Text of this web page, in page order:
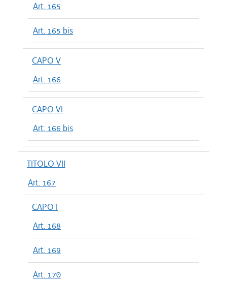
Art. 165
Art. 165 bis
CAPO V
Art. 166
CAPO VI
Art. 166 bis
TITOLO VII
Art. 167
CAPO I
Art. 168
Art. 169
Art. 170